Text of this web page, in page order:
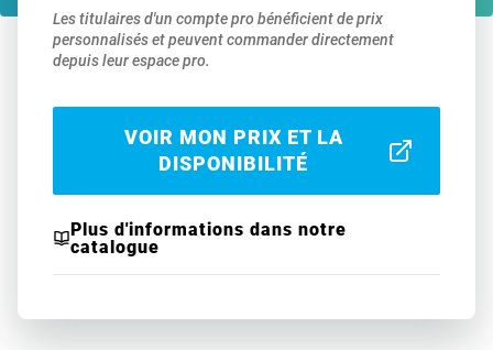
Les titulaires d'un compte pro bénéficient de prix
personnalisés et peuvent commander directement
depuis leur espace pro.
VOIR MON PRIX ET LA
DISPONIBILITÉ
Plus d'informations dans notre
catalogue